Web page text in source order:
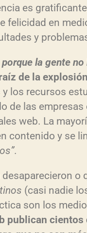
es
felicidad en
y
la gente no
de la
los recursos
de las empresas
web. La
contenido y se
.
o
(casi nadie
son los
publican cientos